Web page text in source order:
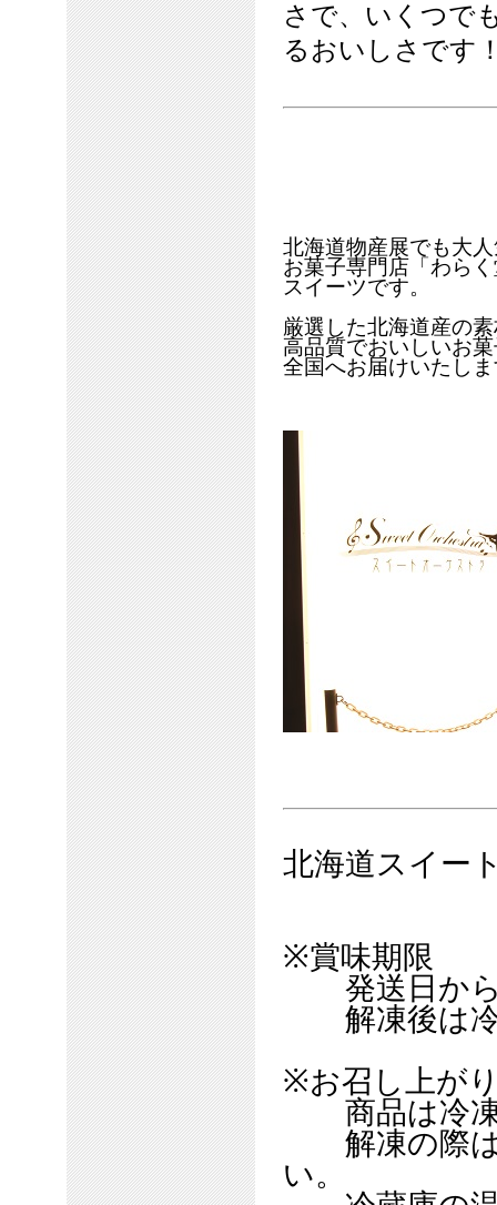
さで、いくつで
るおいしさです
北海道物産展でも大
お菓子専門店「わら
スイーツです。
厳選した北海道産の
高品質でおいしいお
全国へお届けいたし
北海道スイー
※賞味期限
発送日から
解凍後は冷
※お召し上が
商品は冷凍
解凍の際は
い。